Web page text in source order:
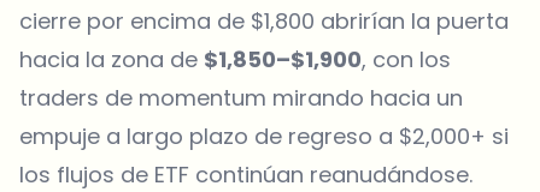
cierre por encima de $1,800 abrirían la puerta
hacia la zona de $1,850–$1,900, con los
traders de momentum mirando hacia un
empuje a largo plazo de regreso a $2,000+ si
los flujos de ETF continúan reanudándose.